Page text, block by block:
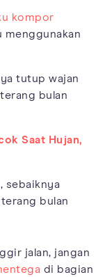
kompor
tutup wajan
bulan
Saat Hujan,
sebaiknya
bulan
jalan, jangan
di bagian